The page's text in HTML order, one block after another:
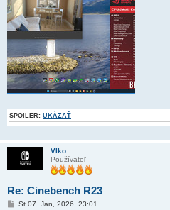
SPOILER: UKÁZAŤ
Vlko
Používateľ
Re: Cinebench R23
PSt 07. Jan, 2026, 23:01